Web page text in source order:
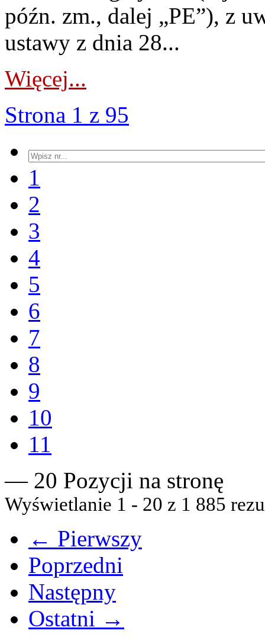
późn. zm., dalej „PE”), z
ustawy z dnia 28...
Więcej...
Strona 1 z 95
1
2
3
4
5
6
7
8
9
10
11
— 20 Pozycji na stronę
Wyświetlanie 1 - 20 z 1 885
← Pierwszy
Poprzedni
Następny
Ostatni →